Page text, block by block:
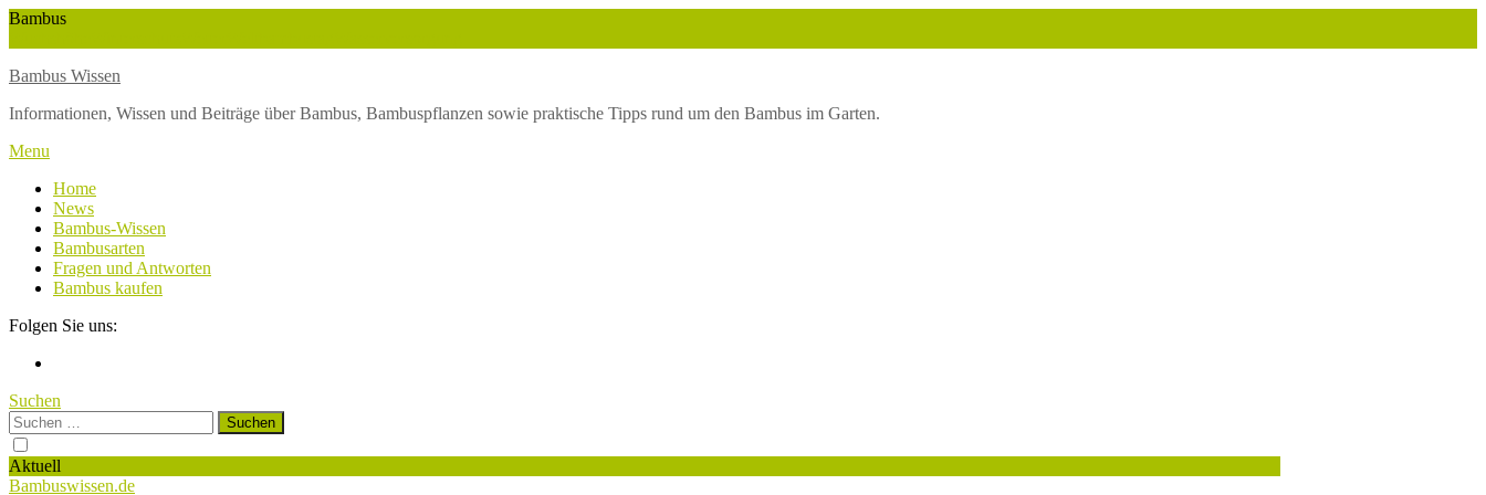
Skip
Bambus
Bambus Wissen
Informationen, Wissen und Beiträge über Bambus, Bambuspflanzen sowie praktische Tipps rund um den Bambus im Garten.
Menu
Home
News
Bambus-Wissen
Bambusarten
Fragen und Antworten
Bambus kaufen
Folgen Sie uns:
Suchen
Suchen
nach:
Aktuell
Bambuswissen.de